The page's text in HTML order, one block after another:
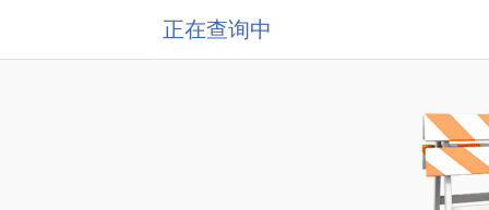
正在查询中